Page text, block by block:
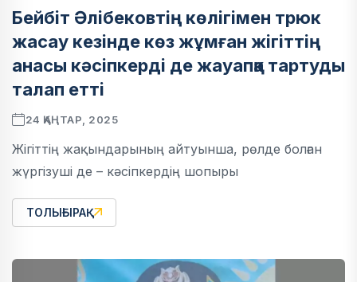
Бейбіт Әлібековтің көлігімен трюк
жасау кезінде көз жұмған жігіттің
анасы кәсіпкерді де жауапқа тартуды
талап етті
24 ҚАҢТАР, 2025
Жігіттің жақындарының айтуынша, рөлде болған
жүргізуші де – кәсіпкердің шопыры
ТОЛЫҒЫРАҚ